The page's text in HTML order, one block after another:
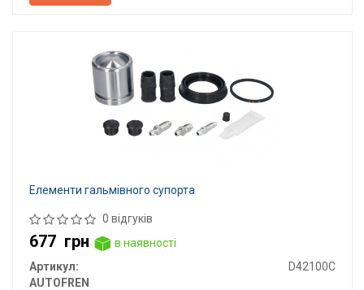
Елементи гальмівного супорта
0 відгуків
677 грн
в наявності
Артикул:
D42100C
AUTOFREN